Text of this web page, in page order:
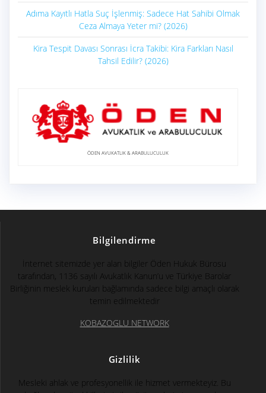
Adıma Kayıtlı Hatla Suç İşlenmiş: Sadece Hat Sahibi Olmak
Ceza Almaya Yeter mi? (2026)
Kira Tespit Davası Sonrası İcra Takibi: Kira Farkları Nasıl
Tahsil Edilir? (2026)
ÖDEN AVUKATLIK & ARABULUCULUK
Bilgilendirme
İnternet sitemizde yer alan bilgiler Öden Hukuk Bürosu
tarafından, 1136 sayılı Avukatlık Kanun’u ve Türkiye Barolar
Birliğinin meslek kuruları bağlamında sadece bilgi amaçlı olarak
temin edilmektedir
KOBAZOGLU NETWORK
Gizlilik
Mesleki ahlak ve profesyonellik ile hizmet vermekteyiz. Bu